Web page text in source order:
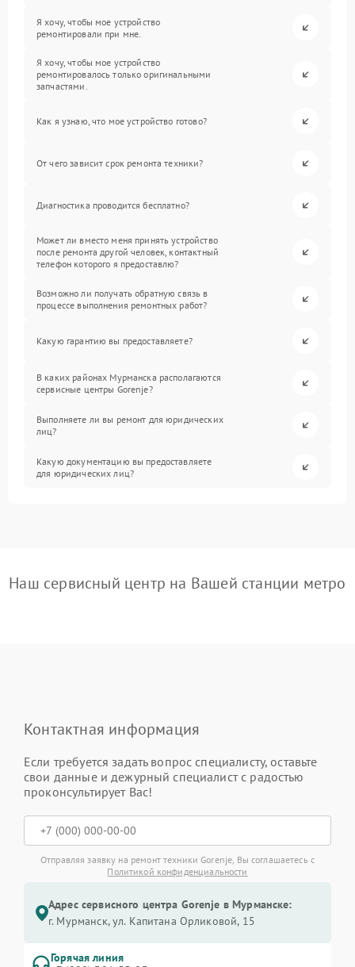
Я хочу, чтобы мое устройство
ремонтировали при мне.
Я хочу, чтобы мое устройство
ремонтировалось только оригинальными
запчастями.
Как я узнаю, что мое устройство готово?
От чего зависит срок ремонта техники?
Диагностика проводится бесплатно?
Может ли вместо меня принять устройство
после ремонта другой человек, контактный
телефон которого я предоставлю?
Возможно ли получать обратную связь в
процессе выполнения ремонтных работ?
Какую гарантию вы предоставляете?
В каких районах Мурманска располагаются
сервисные центры Gorenje?
Выполняете ли вы ремонт для юридических
лиц?
Какую документацию вы предоставляете
для юридических лиц?
Наш сервисный центр на Вашей станции метро
Контактная информация
Если требуется задать вопрос специалисту, оставьте
свои данные и дежурный специалист с радостью
проконсультирует Вас!
Отправляя заявку на ремонт техники Gorenje, Вы соглашаетесь с
Политикой конфиденциальности
Адрес сервисного центра Gorenje в Мурманске:
г. Мурманск, ул. Капитана Орликовой, 15
Горячая линия